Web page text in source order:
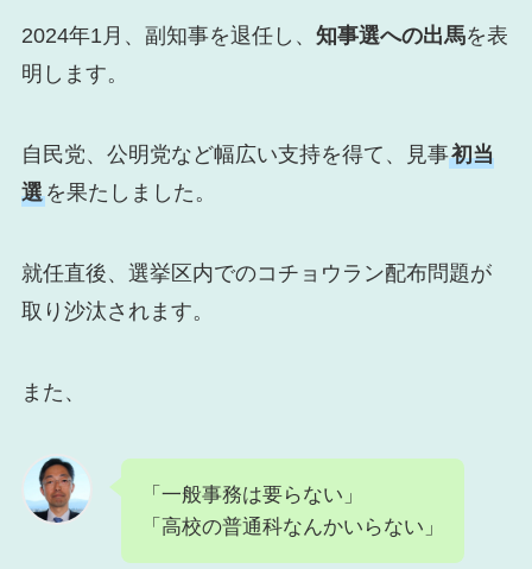
2024年1月、副知事を退任し、 知事選への出馬を表
明します。
自民党、公明党など幅広い支持を得て、見事初当
選を果たしました。
就任直後、選挙区内でのコチョウラン配布問題が
取り沙汰されます。
また、
「一般事務は要らない」
「高校の普通科なんかいらない」